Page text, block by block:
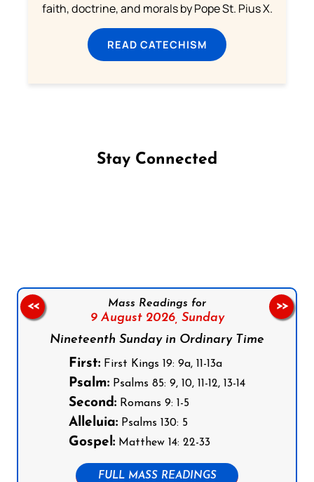
faith, doctrine, and morals by Pope St. Pius X.
READ CATECHISM
Stay Connected
Mass Readings for
9 August 2026, Sunday
Nineteenth Sunday in Ordinary Time
First: First Kings 19: 9a, 11-13a
Psalm: Psalms 85: 9, 10, 11-12, 13-14
Second: Romans 9: 1-5
Alleluia: Psalms 130: 5
Gospel: Matthew 14: 22-33
FULL MASS READINGS
<< >>